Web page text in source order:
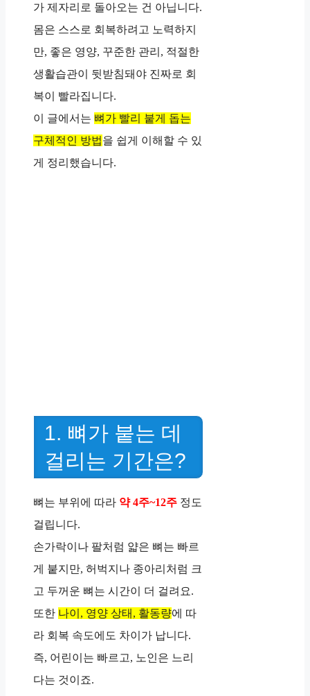
가 제자리로 돌아오는 건 아닙니다.
몸은 스스로 회복하려고 노력하지
만, 좋은 영양, 꾸준한 관리, 적절한
생활습관이 뒷받침돼야 진짜로 회
복이 빨라집니다.
이 글에서는 뼈가 빨리 붙게 돕는
구체적인 방법을 쉽게 이해할 수 있
게 정리했습니다.
1. 뼈가 붙는 데
걸리는 기간은?
뼈는 부위에 따라 약 4주~12주 정도
걸립니다.
손가락이나 팔처럼 얇은 뼈는 빠르
게 붙지만, 허벅지나 종아리처럼 크
고 두꺼운 뼈는 시간이 더 걸려요.
또한 나이, 영양 상태, 활동량에 따
라 회복 속도에도 차이가 납니다.
즉, 어린이는 빠르고, 노인은 느리
다는 것이죠.